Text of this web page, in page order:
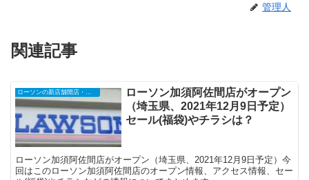
管理人
関連記事
ローソン加須阿佐間店がオープン
（埼玉県、2021年12月9日予定）
セール(福袋)やチラシは？
ローソン加須阿佐間店がオープン（埼玉県、2021年12月9日予定）今
回はこのローソン加須阿佐間店のオープン情報、アクセス情報、セー